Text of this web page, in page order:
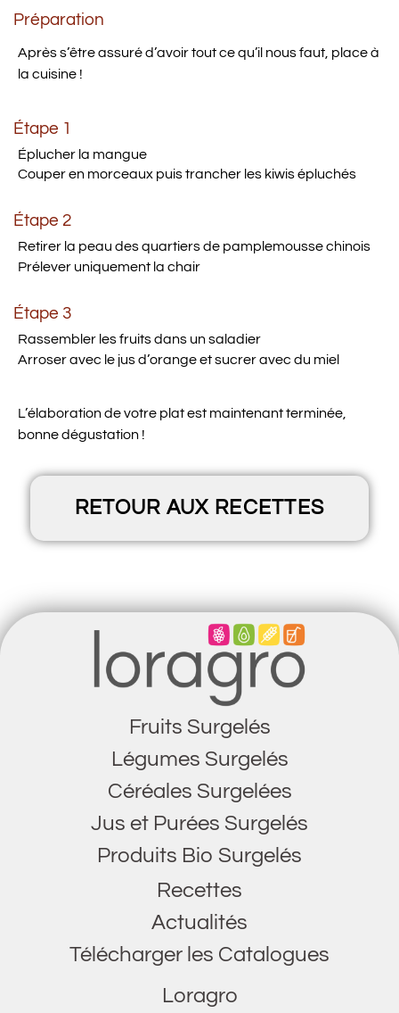
Préparation
Après s’être assuré d’avoir tout ce qu’il nous faut, place à
la cuisine !
Étape 1
Éplucher la mangue
Couper en morceaux puis trancher les kiwis épluchés
Étape 2
Retirer la peau des quartiers de pamplemousse chinois
Prélever uniquement la chair
Étape 3
Rassembler les fruits dans un saladier
Arroser avec le jus d’orange et sucrer avec du miel
L’élaboration de votre plat est maintenant terminée,
bonne dégustation !
RETOUR AUX RECETTES
Fruits Surgelés
Légumes Surgelés
Céréales Surgelées
Jus et Purées Surgelés
Produits Bio Surgelés
Recettes
Actualités
Télécharger les Catalogues
Loragro